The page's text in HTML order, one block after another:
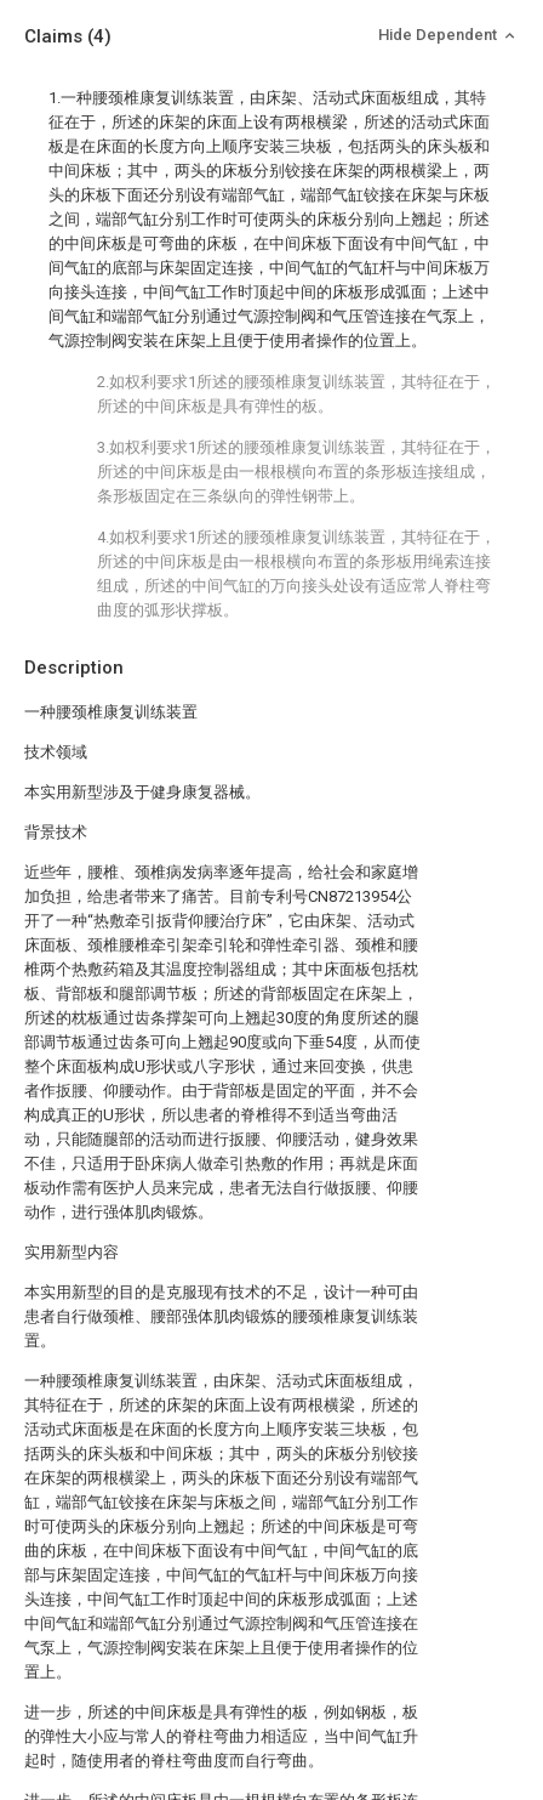
Description
一种腰颈椎康复训练装置
技术领域
本实用新型涉及于健身康复器械。
背景技术
近些年，腰椎、颈椎病发病率逐年提高，给社会和家庭增
加负担，给患者带来了痛苦。目前专利号CN87213954公
开了一种“热敷牵引扳背仰腰治疗床”，它由床架、活动式
床面板、颈椎腰椎牵引架牵引轮和弹性牵引器、颈椎和腰
椎两个热敷药箱及其温度控制器组成；其中床面板包括枕
板、背部板和腿部调节板；所述的背部板固定在床架上，
所述的枕板通过齿条撑架可向上翘起30度的角度所述的腿
部调节板通过齿条可向上翘起90度或向下垂54度，从而使
整个床面板构成U形状或八字形状，通过来回变换，供患
者作扳腰、仰腰动作。由于背部板是固定的平面，并不会
构成真正的U形状，所以患者的脊椎得不到适当弯曲活
动，只能随腿部的活动而进行扳腰、仰腰活动，健身效果
不佳，只适用于卧床病人做牵引热敷的作用；再就是床面
板动作需有医护人员来完成，患者无法自行做扳腰、仰腰
动作，进行强体肌肉锻炼。
实用新型内容
本实用新型的目的是克服现有技术的不足，设计一种可由
患者自行做颈椎、腰部强体肌肉锻炼的腰颈椎康复训练装
置。
一种腰颈椎康复训练装置，由床架、活动式床面板组成，
其特征在于，所述的床架的床面上设有两根横梁，所述的
活动式床面板是在床面的长度方向上顺序安装三块板，包
括两头的床头板和中间床板；其中，两头的床板分别铰接
在床架的两根横梁上，两头的床板下面还分别设有端部气
缸，端部气缸铰接在床架与床板之间，端部气缸分别工作
时可使两头的床板分别向上翘起；所述的中间床板是可弯
曲的床板，在中间床板下面设有中间气缸，中间气缸的底
部与床架固定连接，中间气缸的气缸杆与中间床板万向接
头连接，中间气缸工作时顶起中间的床板形成弧面；上述
中间气缸和端部气缸分别通过气源控制阀和气压管连接在
气泵上，气源控制阀安装在床架上且便于使用者操作的位
置上。
进一步，所述的中间床板是具有弹性的板，例如钢板，板
的弹性大小应与常人的脊柱弯曲力相适应，当中间气缸升
起时，随使用者的脊柱弯曲度而自行弯曲。
Claims (4) Hide Dependent
1.一种腰颈椎康复训练装置，由床架、活动式床面板组成，其特
征在于，所述的床架的床面上设有两根横梁，所述的活动式床面
板是在床面的长度方向上顺序安装三块板，包括两头的床头板和
中间床板；其中，两头的床板分别铰接在床架的两根横梁上，两
头的床板下面还分别设有端部气缸，端部气缸铰接在床架与床板
之间，端部气缸分别工作时可使两头的床板分别向上翘起；所述
的中间床板是可弯曲的床板，在中间床板下面设有中间气缸，中
间气缸的底部与床架固定连接，中间气缸的气缸杆与中间床板万
向接头连接，中间气缸工作时顶起中间的床板形成弧面；上述中
间气缸和端部气缸分别通过气源控制阀和气压管连接在气泵上，
气源控制阀安装在床架上且便于使用者操作的位置上。
2.如权利要求1所述的腰颈椎康复训练装置，其特征在于，
所述的中间床板是具有弹性的板。
3.如权利要求1所述的腰颈椎康复训练装置，其特征在于，
所述的中间床板是由一根根横向布置的条形板连接组成，
条形板固定在三条纵向的弹性钢带上。
4.如权利要求1所述的腰颈椎康复训练装置，其特征在于，
所述的中间床板是由一根根横向布置的条形板用绳索连接
组成，所述的中间气缸的万向接头处设有适应常人脊柱弯
曲度的弧形状撑板。